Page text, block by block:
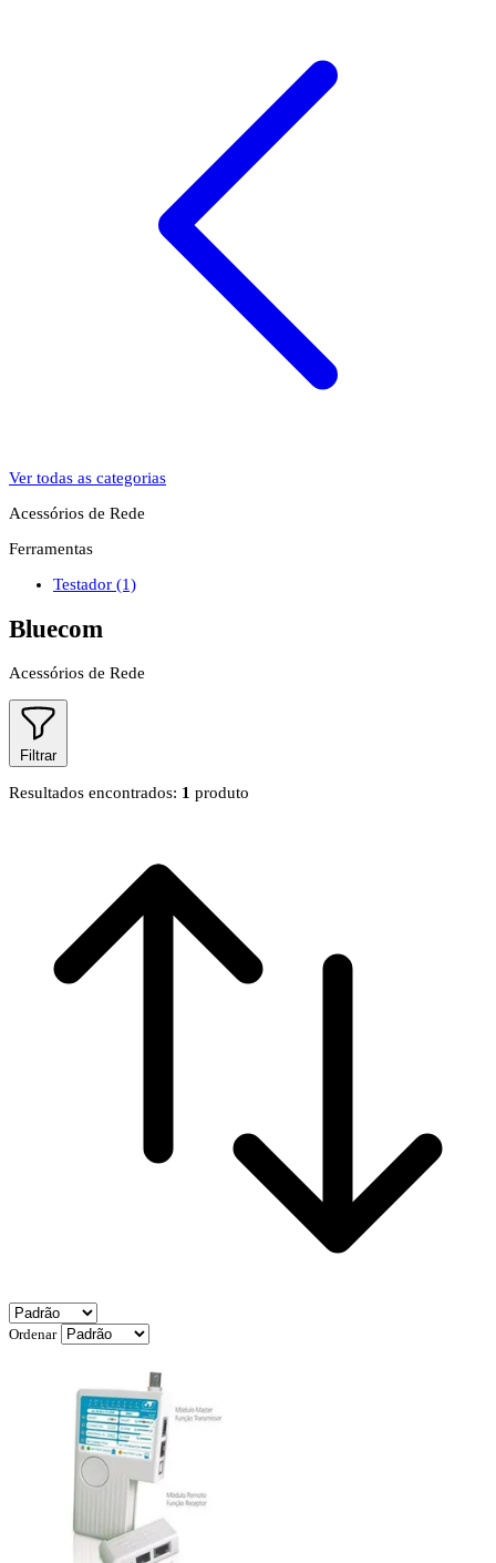
Ver todas as categorias
Acessórios de Rede
Ferramentas
Testador (1)
Bluecom
Acessórios de Rede
Filtrar
Resultados encontrados: 1 produto
Ordenar